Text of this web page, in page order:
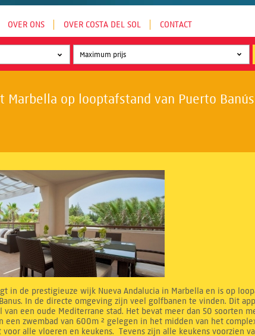
OVER ONS OVER COSTA DEL SOL CONTACT
Marbella op looptafstand van Puerto
in de prestigieuze wijk Nueva Andalucia in Marbella en is op
In de directe omgeving zijn veel golfbanen te vinden. Dit
een oude Mediterrane stad. Het bevat meer dan 50 soorten
een zwembad van 600m ² gelegen in het midden van het
alle vloeren en keukens. Tevens zijn alle keukens voorzien